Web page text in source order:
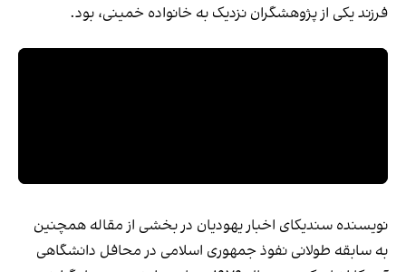
فرزند یکی از پژوهشگران نزدیک به خانواده خمینی، بود.
نویسنده سندیکای اخبار یهودیان در بخشی از مقاله همچنین
به سابقه طولانی نفوذ جمهوری اسلامی در محافل دانشگاهی